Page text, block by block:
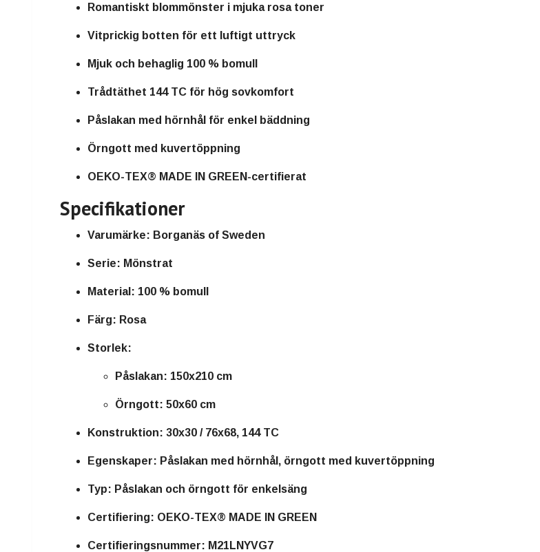
Romantiskt blommönster i mjuka rosa toner
Vitprickig botten för ett luftigt uttryck
Mjuk och behaglig 100 % bomull
Trådtäthet 144 TC för hög sovkomfort
Påslakan med hörnhål för enkel bäddning
Örngott med kuvertöppning
OEKO-TEX® MADE IN GREEN-certifierat
Specifikationer
Varumärke: Borganäs of Sweden
Serie: Mönstrat
Material: 100 % bomull
Färg: Rosa
Storlek:
Påslakan: 150x210 cm
Örngott: 50x60 cm
Konstruktion: 30x30 / 76x68, 144 TC
Egenskaper: Påslakan med hörnhål, örngott med kuvertöppning
Typ: Påslakan och örngott för enkelsäng
Certifiering: OEKO-TEX® MADE IN GREEN
Certifieringsnummer: M21LNYVG7